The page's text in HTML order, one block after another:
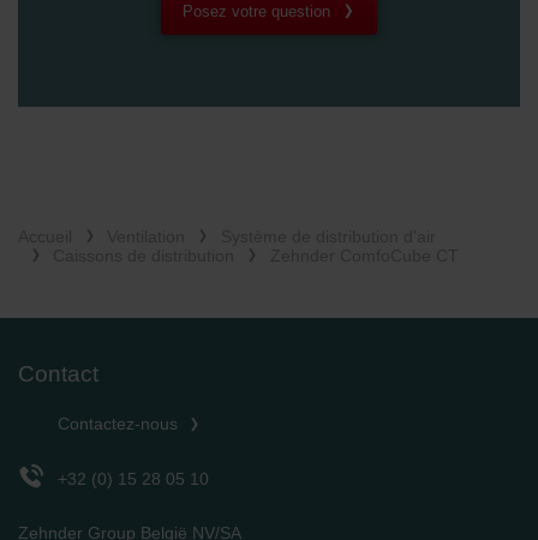
Zehnder Polska Sp. z o.o.: Oświadczenie o ochronie
Posez votre question
Contact
Contactez-nous
+32 (0) 15 28 05 10
Zehnder Group België NV/SA